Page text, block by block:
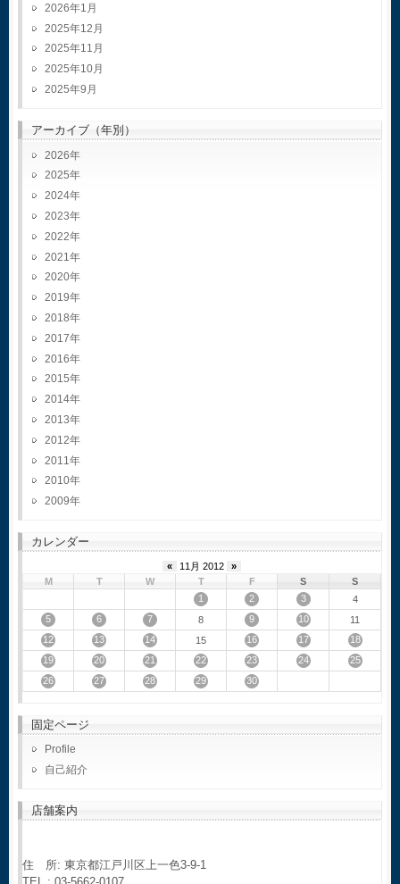
2026年1月
2025年12月
2025年11月
2025年10月
2025年9月
アーカイブ（年別）
2026
2025
2024
2023
2022
2021
2020
2019
2018
2017
2016
2015
2014
2013
2012
2011
2010
2009
カレンダー
« 11月 2012
»
M
T W T F S
S
1
2 3
4
5
6 7 8 9 10
11
12
13 14 15 16 17
18
19
20 21 22 23 24
25
26
27 28 29 30
固定ページ
Profile
自己紹介
店舗案内
住 所: 東京都江戸川区上一色3-9-1